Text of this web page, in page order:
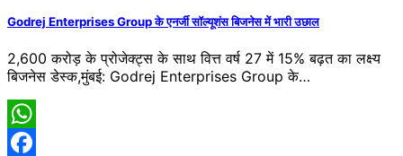
Godrej Enterprises Group के एनर्जी सॉल्यूशंस बिजनेस में भारी उछाल
2,600 करोड़ के प्रोजेक्ट्स के साथ वित्त वर्ष 27 में 15% बढ़त का लक्ष्य
बिजनेस डेस्क,मुंबई: Godrej Enterprises Group के…
WhatsApp